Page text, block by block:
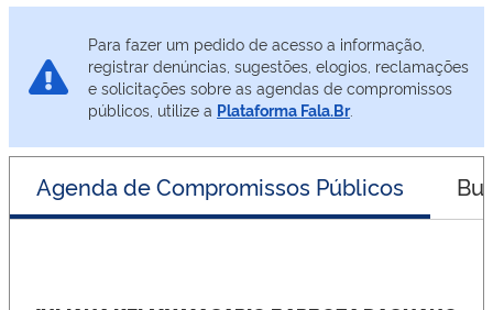
Para fazer um pedido de acesso a informação,
registrar denúncias, sugestões, elogios, reclamações
e solicitações sobre as agendas de compromissos
públicos, utilize a Plataforma Fala.Br.
Agenda de Compromissos Públicos